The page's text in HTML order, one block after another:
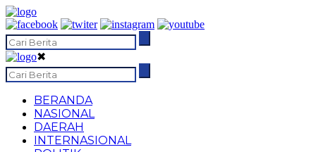
✖
BERANDA
NASIONAL
DAERAH
INTERNASIONAL